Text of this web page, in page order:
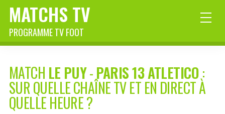
MATCHS TV
PROGRAMME TV FOOT
MATCH LE PUY-PARIS 13 ATLETICO:
SUR QUELLE CHAÎNE TV ET EN DIRECT À
QUELLE HEURE ?